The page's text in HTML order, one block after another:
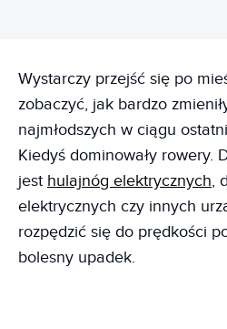
Wystarczy przejść się po
zobaczyć, jak bardzo
najmłodszych w ciągu
Kiedyś dominowały rowery.
jest hulajnóg elektrycznych,
elektrycznych czy innych
rozpędzić się do prędkości
bolesny upadek.